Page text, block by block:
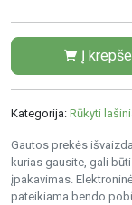
Į
Kategorija: Rūkyti
Gautos prekės
kurias gausite, gali
įpakavimas.
pateikiama bendo